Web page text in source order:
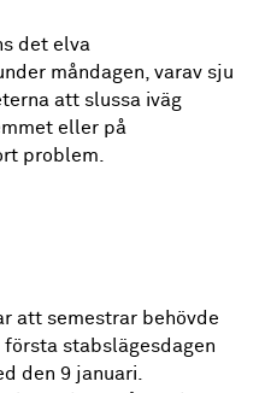
det elva
måndagen, varav sju
att slussa iväg
eller på
problem.
att semestrar behövde
stabslägesdagen
den 9 januari.